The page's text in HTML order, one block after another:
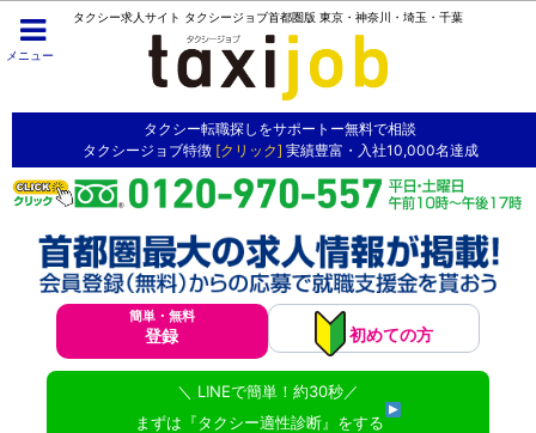
メニュー
タクシー求人サイト タクシージョブ首都圏版 東京・神奈川・埼玉・千葉
タクシー転職探しをサポートー無料で相談
タクシージョブ特徴 [クリック] 実績豊富・入社10,000名達成
簡単・無料
登録 初めての方
＼ LINEで簡単！約30秒／
まずは『タクシー適性診断』をする